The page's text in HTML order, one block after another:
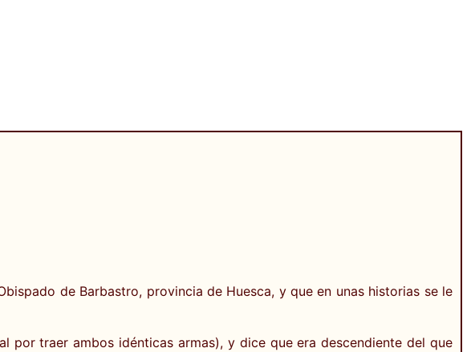
de Barbastro, provincia de Huesca, y que en unas historias se le
por traer ambos idénticas armas), y dice que era descendiente del que